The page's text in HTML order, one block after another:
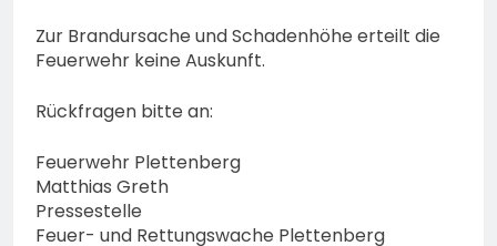
Zur Brandursache und Schadenhöhe erteilt die
Feuerwehr keine Auskunft.
Rückfragen bitte an:
Feuerwehr Plettenberg
Matthias Greth
Pressestelle
Feuer- und Rettungswache Plettenberg